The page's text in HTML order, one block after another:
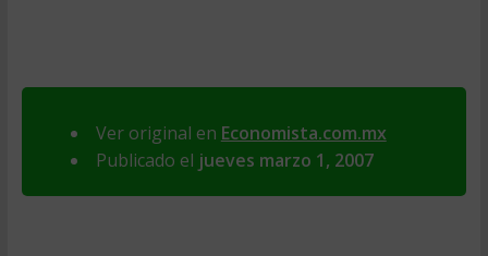
Ver original en Economista.com.mx
Publicado el jueves marzo 1, 2007